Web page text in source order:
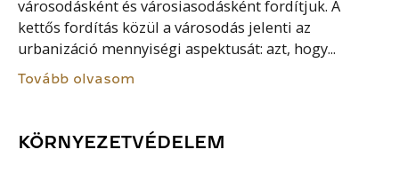
városodásként és városiasodásként fordítjuk. A
kettős fordítás közül a városodás jelenti az
urbanizáció mennyiségi aspektusát: azt, hogy...
Tovább olvasom
KÖRNYEZETVÉDELEM